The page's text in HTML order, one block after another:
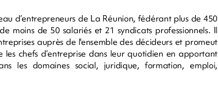
d’entrepreneurs de La Réunion, fédérant plus de 450
moins de 50 salariés et 21 syndicats professionnels. Il
auprès de l'ensemble des décideurs et promeut
chefs d’entreprise dans leur quotidien en apportant
les domaines social, juridique, formation, emploi,